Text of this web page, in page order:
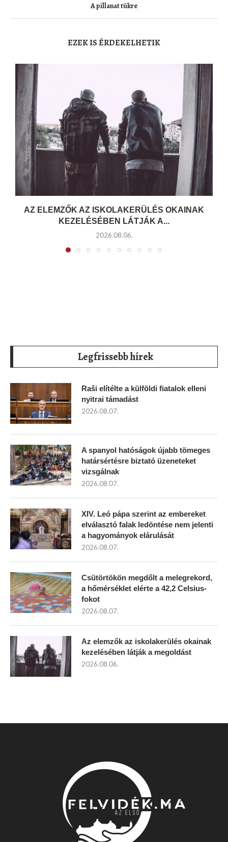
A pillanat tükre
EZEK IS ÉRDEKELHETIK
AZ ELEMZŐK AZ ISKOLAKERÜLÉS OKAINAK
KEZELÉSÉBEN LÁTJÁK A...
2026.08.06.
Legfrissebb hírek
Raši elítélte a külföldi fiatalok elleni
nyitrai támadást
2026.08.07.
A spanyol hatóságok újabb tömeges
határsértésre biztató üzeneteket
vizsgálnak
2026.08.07.
XIV. Leó pápa szerint az embereket
elválasztó falak ledöntése nem jelenti
a hagyományok elárulását
2026.08.07.
Csütörtökön megdőlt a melegrekord,
a hőmérséklet elérte a 42,2 Celsius-
fokot
2026.08.07.
Az elemzők az iskolakerülés okainak
kezelésében látják a megoldást
2026.08.06.